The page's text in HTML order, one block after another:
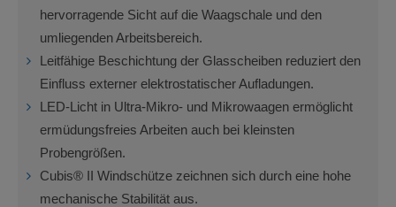
hervorragende Sicht auf die Waagschale und den
umliegenden Arbeitsbereich.
Leitfähige Beschichtung der Glasscheiben reduziert den
Einfluss externer elektrostatischer Aufladungen.
LED-Licht in Ultra-Mikro- und Mikrowaagen ermöglicht
ermüdungsfreies Arbeiten auch bei kleinsten
Probengrößen.
Cubis® II Windschütze zeichnen sich durch eine hohe
mechanische Stabilität aus.